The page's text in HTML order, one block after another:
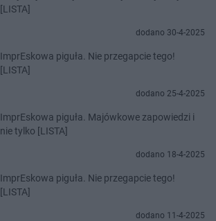
[LISTA]
dodano 30-4-2025
ImprEskowa piguła. Nie przegapcie tego!
[LISTA]
dodano 25-4-2025
ImprEskowa piguła. Majówkowe zapowiedzi i
nie tylko [LISTA]
dodano 18-4-2025
ImprEskowa piguła. Nie przegapcie tego!
[LISTA]
dodano 11-4-2025